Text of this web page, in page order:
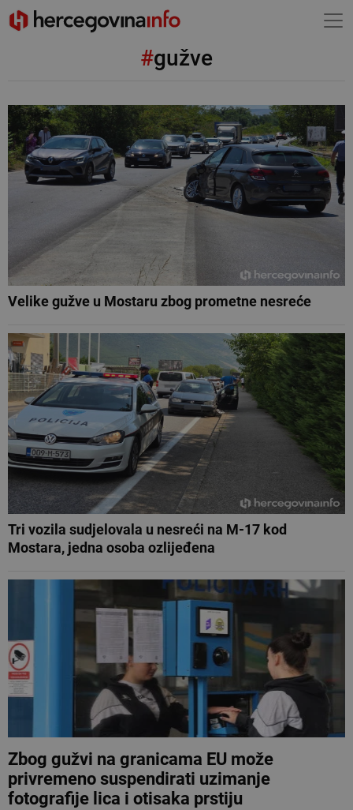
#gužve
Velike gužve u Mostaru zbog prometne nesreće
Tri vozila sudjelovala u nesreći na M-17 kod
Mostara, jedna osoba ozlijeđena
Zbog gužvi na granicama EU može
privremeno suspendirati uzimanje
fotografije lica i otisaka prstiju